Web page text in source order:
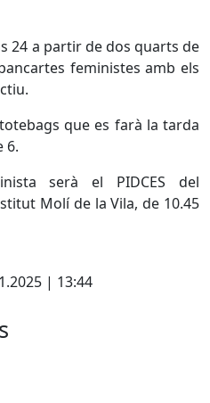
24 a partir de dos quarts de
feministes amb els
que es farà la tarda
6.
serà el PIDCES del
Molí de la Vila, de 10.45
| 13:44